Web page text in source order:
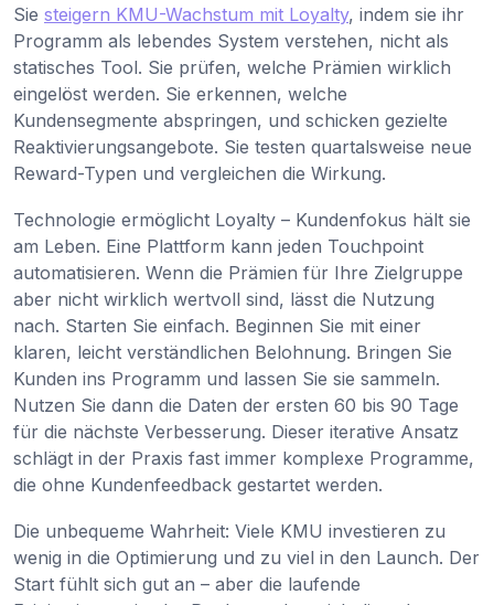
Sie steigern KMU-Wachstum mit Loyalty, indem sie ihr
Programm als lebendes System verstehen, nicht als
statisches Tool. Sie prüfen, welche Prämien wirklich
eingelöst werden. Sie erkennen, welche
Kundensegmente abspringen, und schicken gezielte
Reaktivierungsangebote. Sie testen quartalsweise neue
Reward-Typen und vergleichen die Wirkung.
Technologie ermöglicht Loyalty – Kundenfokus hält sie
am Leben. Eine Plattform kann jeden Touchpoint
automatisieren. Wenn die Prämien für Ihre Zielgruppe
aber nicht wirklich wertvoll sind, lässt die Nutzung
nach. Starten Sie einfach. Beginnen Sie mit einer
klaren, leicht verständlichen Belohnung. Bringen Sie
Kunden ins Programm und lassen Sie sie sammeln.
Nutzen Sie dann die Daten der ersten 60 bis 90 Tage
für die nächste Verbesserung. Dieser iterative Ansatz
schlägt in der Praxis fast immer komplexe Programme,
die ohne Kundenfeedback gestartet werden.
Die unbequeme Wahrheit: Viele KMU investieren zu
wenig in die Optimierung und zu viel in den Launch. Der
Start fühlt sich gut an – aber die laufende